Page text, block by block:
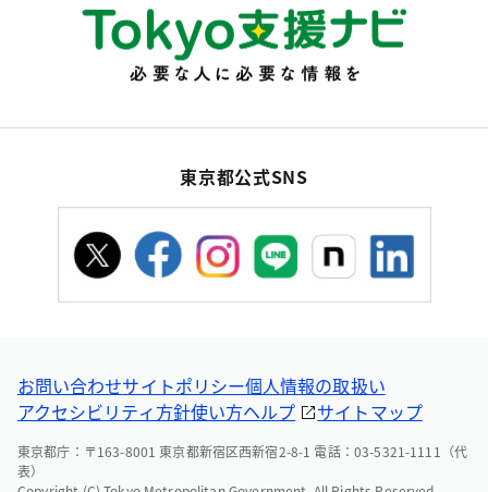
東京都公式SNS
お問い合わせサイトポリシー個人情報の取扱い
アクセシビリティ方針使い方ヘルプ サイトマップ
東京都庁：〒163-8001 東京都新宿区西新宿2-8-1 電話：03-5321-1111（代
表）